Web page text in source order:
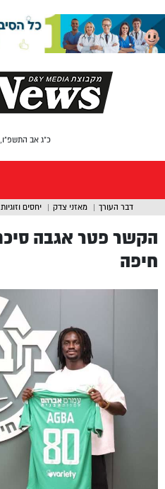
כ"ג אב התשפ"ו, 06/08/2026
דבר העורך מאזני צדק יחסים וזוגיות
חיפה